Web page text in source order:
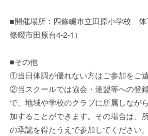
■開催場所：四條畷市立田原小学校 体
條畷市田原台4-2-1）
■その他
①当日体調が優れない方はご参加をご遠
②当スクールでは協会・連盟等への登
で、地域や学校のクラブに所属しなが
加することができます。その場合は、
の承認を得たうえで参加してください。